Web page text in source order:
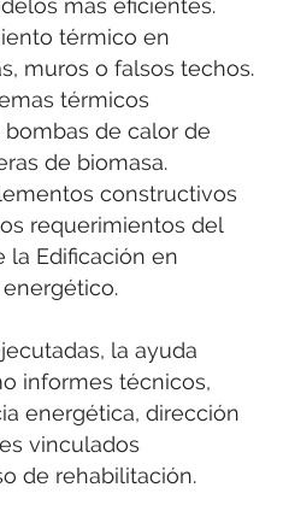
térmico en
muros o falsos techos.
térmicos
de calor de
de biomasa.
constructivos
requerimientos del
la Edificación en
la ayuda
informes técnicos,
energética, dirección
vinculados
de rehabilitación.